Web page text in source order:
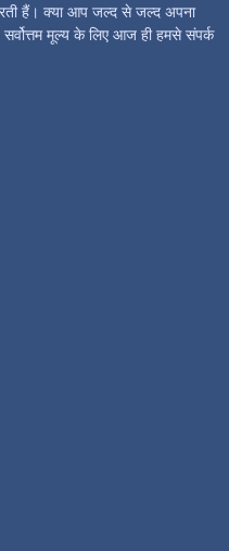
हैं। क्या आप जल्द से जल्द अपना
मूल्य के लिए आज ही हमसे संपर्क